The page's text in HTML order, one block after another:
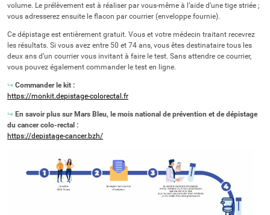
volume. Le prélèvement est à réaliser par vous-même à l’aide d’une tige striée ;
vous adresserez ensuite le flacon par courrier (enveloppe fournie).
Ce dépistage est entièrement gratuit. Vous et votre médecin traitant recevrez
les résultats. Si vous avez entre 50 et 74 ans, vous êtes destinataire tous les
deux ans d’un courrier vous invitant à faire le test. Sans attendre ce courrier,
vous pouvez également commander le test en ligne.
↪ Commander le kit :
https://monkit.depistage-colorectal.fr
↪ En savoir plus sur Mars Bleu, le mois national de prévention et de dépistage
du cancer colo-rectal :
https://depistage-cancer.bzh/